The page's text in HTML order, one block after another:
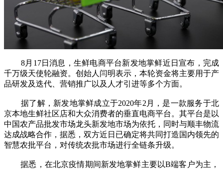
8月17日消息，生鲜电商平台新发地掌鲜近日宣布，完成
千万级天使轮融资。创始人闫明表示，本轮资金将主要用于产
品研发及迭代、营销推广以及人才引进等多个方面。
据了解，新发地掌鲜成立于2020年2月，是一款服务于北
京本地生鲜社区店和大众消费者的垂直电商平台。其平台是以
中国农产品批发市场龙头新发地市场为依托，同时与顺丰物流
达成战略合作，据悉，双方近日已确定将共同打造国内领先的
智慧农批平台，对传统农批市场进行全链条升级。
据悉，在北京疫情期间新发地掌鲜主要以B端客户为主，